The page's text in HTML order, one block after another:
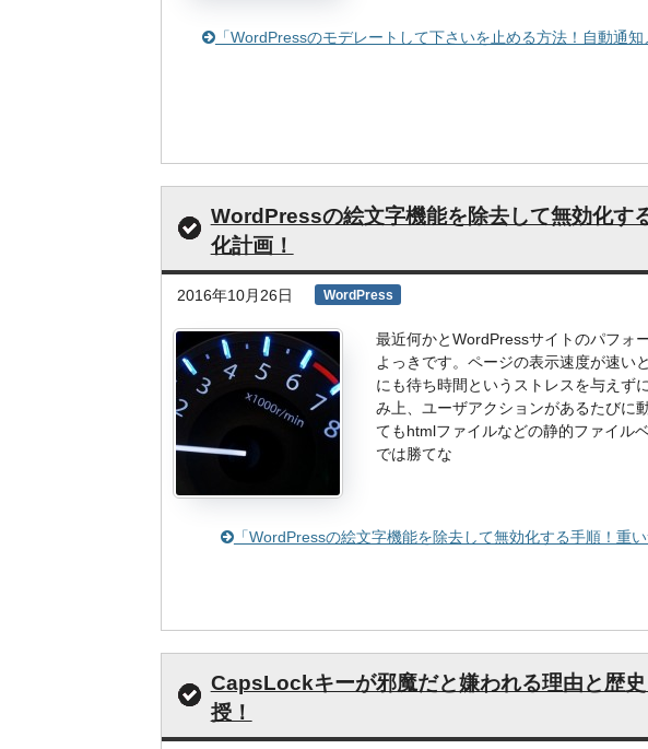
「WordPressのモデレートして下さいを止める方法！自動通
WordPressの絵文字機能を除去して無効化す
化計画！
2016年10月26日 WordPress
最近何かとWordPressサイトのパフォ
よっきです。ページの表示速度が速い
にも待ち時間というストレスを与えず
み上、ユーザアクションがあるたびに
てもhtmlファイルなどの静的ファイル
では勝てな
「WordPressの絵文字機能を除去して無効化する手順！重
CapsLockキーが邪魔だと嫌われる理由と歴
授！